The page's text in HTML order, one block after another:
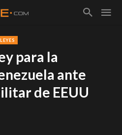
para la
ante
de EEUU